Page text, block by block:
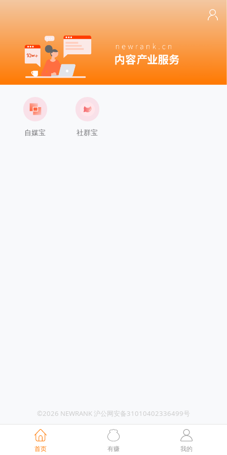
自媒宝 社群宝
©2026 NEWRANK 沪公网安备31010402336499号
首页 有赚 我的